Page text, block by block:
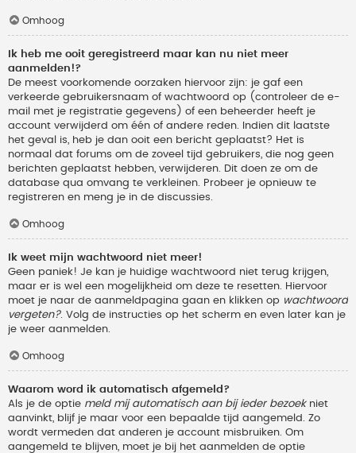
Omhoog
Ik heb me ooit geregistreerd maar kan nu niet meer
aanmelden!?
De meest voorkomende oorzaken hiervoor zijn: je gaf een
verkeerde gebruikersnaam of wachtwoord op (controleer de e-
mail met je registratie gegevens) of een beheerder heeft je
account verwijderd om één of andere reden. Indien dit laatste
het geval is, heb je dan ooit een bericht geplaatst? Het is
normaal dat forums om de zoveel tijd gebruikers, die nog geen
berichten geplaatst hebben, verwijderen. Dit doen ze om de
database qua omvang te verkleinen. Probeer je opnieuw te
registreren en meng je in de discussies.
Omhoog
Ik weet mijn wachtwoord niet meer!
Geen paniek! Je kan je huidige wachtwoord niet terug krijgen,
maar er is wel een mogelijkheid om deze te resetten. Hiervoor
moet je naar de aanmeldpagina gaan en klikken op wachtwoord
vergeten?. Volg de instructies op het scherm en even later kan je
je weer aanmelden.
Omhoog
Waarom word ik automatisch afgemeld?
Als je de optie meld mij automatisch aan bij ieder bezoekniet
aanvinkt, blijf je maar voor een bepaalde tijd aangemeld. Zo
wordt vermeden dat anderen je account misbruiken. Om
aangemeld te blijven, moet je bij het aanmelden de optie